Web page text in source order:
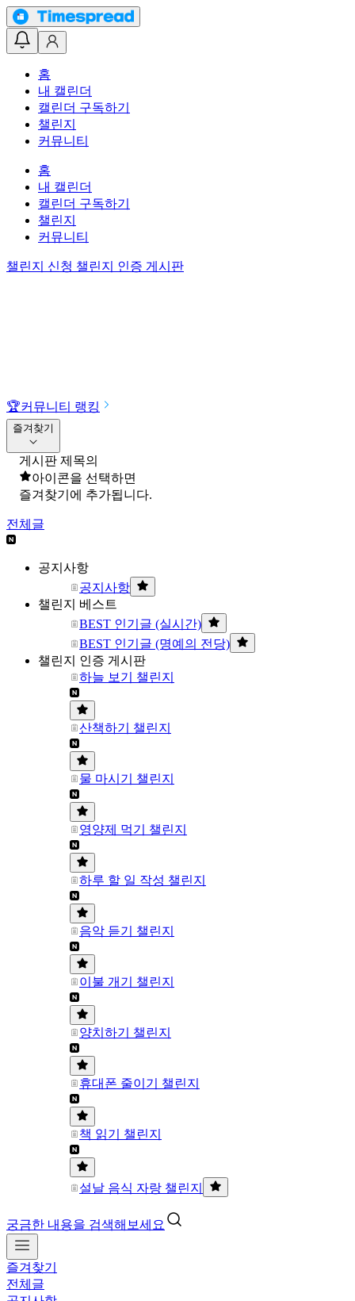
홈
내 캘린더
캘린더 구독하기
챌린지
커뮤니티
홈
내 캘린더
캘린더 구독하기
챌린지
커뮤니티
챌린지 신청 챌린지 인증 게시판
🏆커뮤니티 랭킹
즐겨찾기
게시판 제목의
아이콘을 선택하면
즐겨찾기에 추가됩니다.
전체글
공지사항
공지사항
챌린지 베스트
BEST 인기글 (실시간)
BEST 인기글 (명예의 전당)
챌린지 인증 게시판
하늘 보기 챌린지
산책하기 챌린지
물 마시기 챌린지
영양제 먹기 챌린지
하루 할 일 작성 챌린지
음악 듣기 챌린지
이불 개기 챌린지
양치하기 챌린지
휴대폰 줄이기 챌린지
책 읽기 챌린지
설날 음식 자랑 챌린지
궁금한 내용을 검색해보세요
즐겨찾기
전체글